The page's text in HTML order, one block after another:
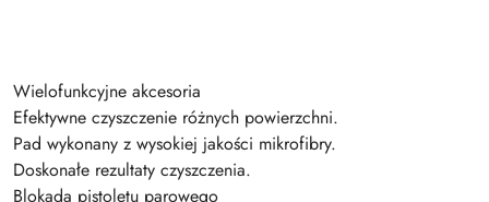
Wielofunkcyjne akcesoria
Efektywne czyszczenie różnych powierzchni.
Pad wykonany z wysokiej jakości mikrofibry.
Doskonałe rezultaty czyszczenia.
Blokada pistoletu parowego